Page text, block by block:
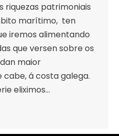
riquezas patrimoniais
marítimo, ten
iremos alimentando
que versen sobre os
maior
á costa galega.
eliximos…